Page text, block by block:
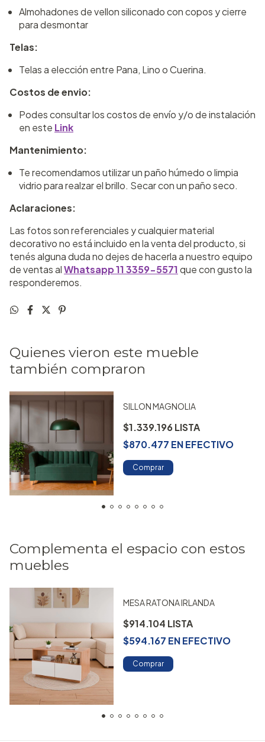
Almohadones de vellon siliconado con copos y cierre
para desmontar
Telas:
Telas a elección entre Pana, Lino o Cuerina.
Costos de envio:
Podes consultar los costos de envío y/o de instalación
en este Link
Mantenimiento:
Te recomendamos utilizar un paño húmedo o limpia
vidrio para realzar el brillo. Secar con un paño seco.
Aclaraciones:
Las fotos son referenciales y cualquier material
decorativo no está incluido en la venta del producto, si
tenés alguna duda no dejes de hacerla a nuestro equipo
de ventas alWhatsapp 11 3359-5571que con gusto la
responderemos.
Quienes vieron este mueble
también compraron
SILLON MAGNOLIA
$1.339.196
$870.477 ENEFECTIVO
Comprar
Complementa el espacio con estos
muebles
MESA RATONA IRLANDA
$914.104
$594.167 ENEFECTIVO
Comprar